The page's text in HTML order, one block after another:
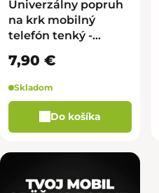
Univerzálny popruh
na krk mobilný
telefón tenký -
7,90 €
Skladom
Do košíka